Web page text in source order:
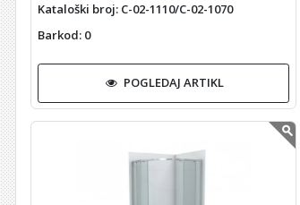
Kataloški broj: C-02-1110/C-02-1070
Barkod: 0
POGLEDAJ ARTIKL